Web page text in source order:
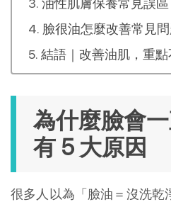
油性肌膚保養常見誤區
臉很油怎麼改善常見問
結語｜改善油肌，重點
為什麼臉會
有 5 大原因
很多人以為「臉油＝沒洗乾